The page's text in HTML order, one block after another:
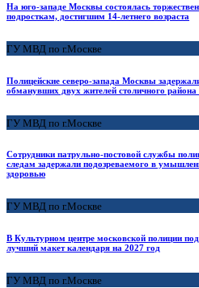
На юго-западе Москвы состоялась
подросткам, достигшим 14-летнего возраста
ГУ МВД по г.Москве
Полицейские северо-запада Москвы
обманувших двух жителей столичного района
ГУ МВД по г.Москве
Сотрудники патрульно-постовой службы
следам задержали подозреваемого в
здоровью
ГУ МВД по г.Москве
В Культурном центре московской полиции
лучший макет календаря на 2027 год
ГУ МВД по г.Москве